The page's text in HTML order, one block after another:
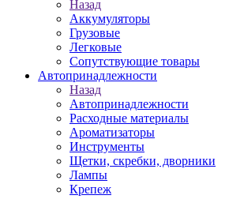
Назад
Аккумуляторы
Грузовые
Легковые
Сопутствующие товары
Автопринадлежности
Назад
Автопринадлежности
Расходные материалы
Ароматизаторы
Инструменты
Щетки, скребки, дворники
Лампы
Крепеж